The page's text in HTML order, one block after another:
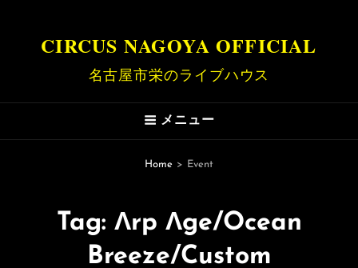
CIRCUS NAGOYA OFFICIAL
名古屋市栄のライブハウス
メニュー
Home > Event
Tag: Λrp Λge/Ocean
Breeze/Custom